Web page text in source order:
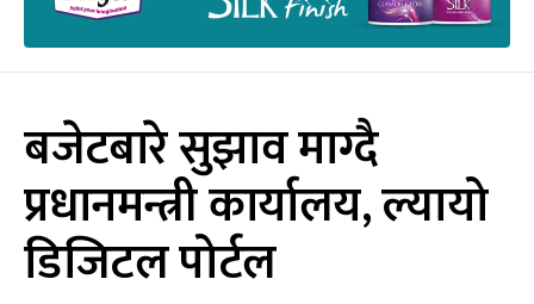
बजेटबारे सुझाव माग्दै
प्रधानमन्त्री कार्यालय, ल्यायो
डिजिटल पोर्टल